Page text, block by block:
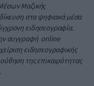
Μαζικής
στα ψηφιακά μέσα
ειδησεογραφία.
συγγραφή online
ειδησεογραφικής
της επικαιρότητας